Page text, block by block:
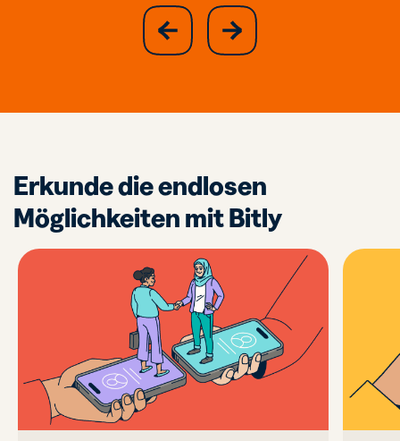
previous
slide
next
slide
Erkunde die endlosen
Möglichkeiten mit Bitly